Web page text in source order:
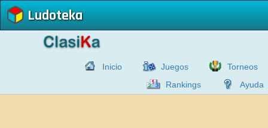
Ludoteka
Inicio Juegos
Torneos
Rankings
Ayuda